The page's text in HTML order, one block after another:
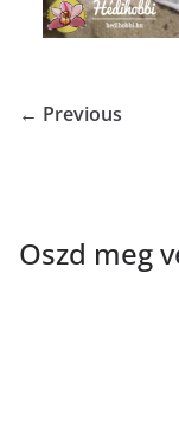
← Previous
Oszd meg